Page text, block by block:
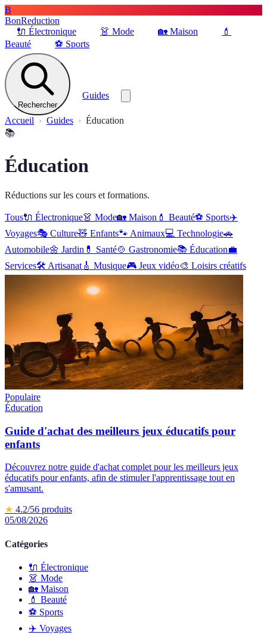
B
BonReduction
🔌 Électronique 👗 Mode 🏡 Maison
💄
Beauté
⚽️ Sports
Rechercher
Guides
Accueil Guides
Éducation
📚
Éducation
Réductions sur les cours et formations.
Tous🔌 Électronique👗 Mode🏡 Maison 💄 Beauté⚽️ Sports✈️
Voyages🎭 Culture🧸 Enfants🐾 Animaux💻 Technologie🚗
Automobile🌼 Jardin 💊 Santé🍲 Gastronomie📚 Éducation💼
Services🛠 Artisanat 🎸 Musique🎮 Jeux vidéo🎨 Loisirs créatifs
Populaire
Éducation
Guide d'achat des meilleurs jeux éducatifs pour
enfants
Découvrez notre guide d'achat complet pour les meilleurs jeux
éducatifs pour enfants, afin de stimuler l'apprentissage tout en
s'amusant.
★ 4.2/56 produits
05/08/2026
Catégories
🔌 Électronique
👗 Mode
🏡 Maison
💄 Beauté
⚽️ Sports
✈️ Voyages